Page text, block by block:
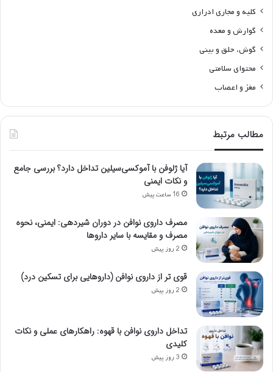
کلیه و مجاری ادراری
گوارش و معده
گوش، حلق و بینی
محتوای سلامتی
مغز و اعصاب
مطالب مرتبط
آیا ژلوفن با آموکسی‌سیلین تداخل دارد؟ بررسی جامع
و نکات ایمنی
16 ساعت پیش
مصرف داروی نوافن در دوران شیردهی: ایمنی، نحوه
مصرف و مقایسه با سایر داروها
2 روز پیش
قوی تر از داروی نوافن (داروهایی برای تسکین درد)
2 روز پیش
تداخل داروی نوافن با قهوه: راهکارهای عملی و نکات
کلیدی
3 روز پیش